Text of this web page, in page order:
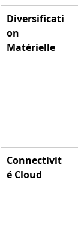
Diversificati
on
Matérielle
Connectivit
é Cloud